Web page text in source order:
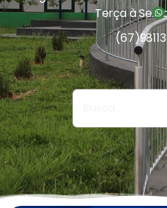
Terça à
(67)